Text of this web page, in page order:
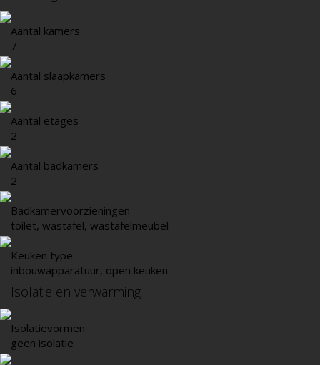
Aantal kamers
7
Aantal slaapkamers
6
Aantal etages
2
Aantal badkamers
2
Badkamervoorzieningen
toilet, wastafel, wastafelmeubel
Keuken type
inbouwapparatuur, open keuken
Isolatie en verwarming
Isolatievormen
geen isolatie